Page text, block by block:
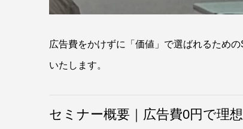
広告費をかけずに「価値」で選ばれるため
いたします。
セミナー概要｜広告費0円で理